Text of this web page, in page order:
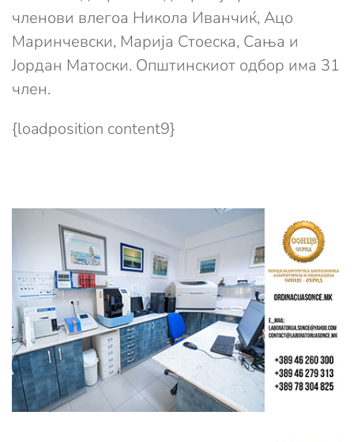
членови влегоа Никола Иванчиќ, Ацо
Маринчевски, Марија Стоеска, Сања и
Јордан Матоски. Општинскиот одбор има 31
член.
{loadposition content9}